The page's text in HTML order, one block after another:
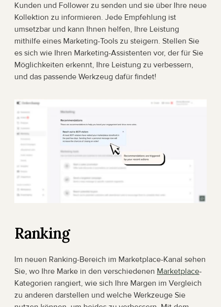
Kunden und Follower zu senden und sie über Ihre neue
Kollektion zu informieren. Jede Empfehlung ist
umsetzbar und kann Ihnen helfen, Ihre Leistung
mithilfe eines Marketing-Tools zu steigern. Stellen Sie
es sich wie Ihren Marketing-Assistenten vor, der für Sie
Möglichkeiten erkennt, Ihre Leistung zu verbessern,
und das passende Werkzeug dafür findet!
Ranking
Im neuen Ranking-Bereich im Marketplace-Kanal sehen
Sie, wo Ihre Marke in den verschiedenen Marketplace-
Kategorien rangiert, wie sich Ihre Margen im Vergleich
zu anderen darstellen und welche Werkzeuge Sie